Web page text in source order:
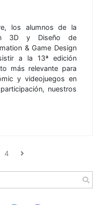
los alumnos de la
3D y Diseño de
& Game Design
a la 13ª edición
más relevante para
y videojuegos en
nuestros
4